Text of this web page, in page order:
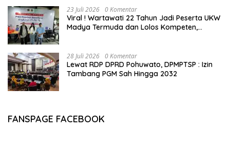
23 Juli 2026 0 Komentar
Viral ! Wartawati 22 Tahun Jadi Peserta UKW
Madya Termuda dan Lolos Kompeten,
28 Juli 2026 0 Komentar
Lewat RDP DPRD Pohuwato, DPMPTSP : Izin
Tambang PGM Sah Hingga 2032
FANSPAGE FACEBOOK